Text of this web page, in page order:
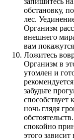
обстановку,
лес.
Организм
внешнего
вам
Ложитесь
Организм в
утомлен и
забудьте
способствует
ночь глядя
спокойно
этого